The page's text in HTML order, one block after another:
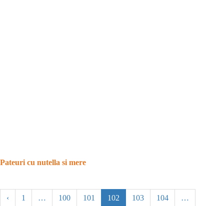
Pateuri cu nutella si mere
‹ 1 … 100 101 102 103 104 …